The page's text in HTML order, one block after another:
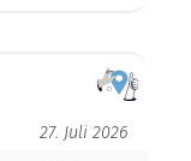
27. Juli 2026